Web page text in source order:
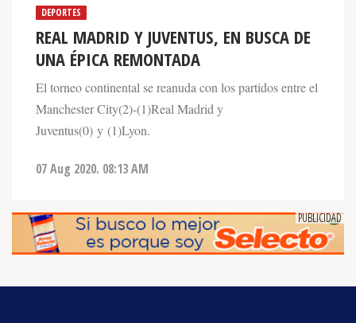
REAL MADRID Y JUVENTUS, EN BUSCA DE
UNA ÉPICA REMONTADA
El torneo continental se reanuda con los partidos entre el
Manchester City(2)-(1)Real Madrid y
Juventus(0) y (1)Lyon.